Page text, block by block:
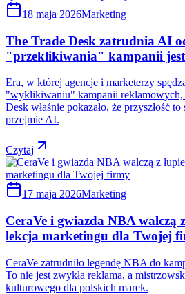
18 maja 2026Marketing
The Trade Desk zatrudnia AI
"przeklikiwania" kampanii
Era, w której agencje i marketerzy
"wyklikiwaniu" kampanii reklamowych,
Desk właśnie pokazało, że przyszłość
przejmie AI.
Czytaj
17 maja 2026Marketing
CeraVe i gwiazda NBA walczą
lekcja marketingu dla Twojej
CeraVe zatrudniło legendę NBA do
To nie jest zwykła reklama, a
kulturowego dla polskich marek.